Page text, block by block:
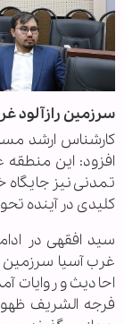
سرزمین رازآلود
کارشناس ارشد
افزود: این منطقه
تمدنی نیز
کلیدی در آینده
سید افقهی در
غرب آسیا سرزمین
احادیث و روایات
فرجه الشریف